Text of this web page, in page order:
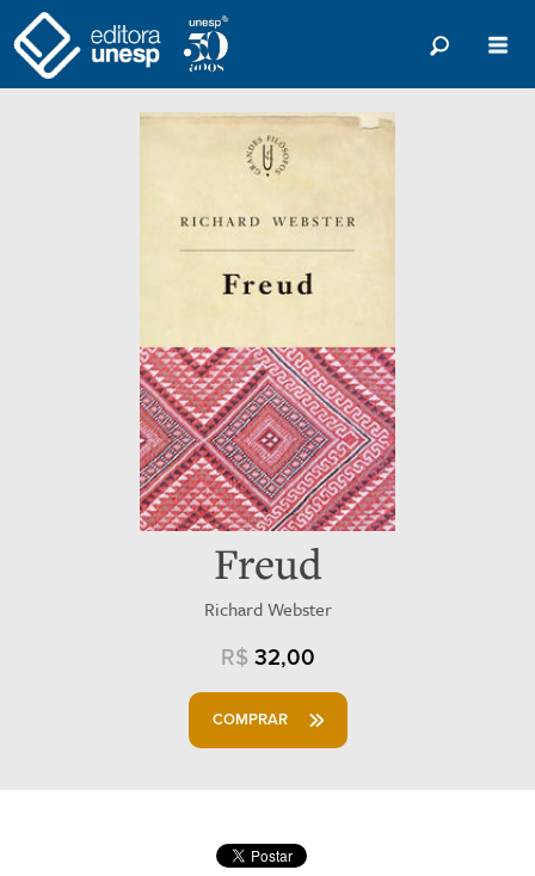
Freud
Richard Webster
R$ 32,00
COMPRAR